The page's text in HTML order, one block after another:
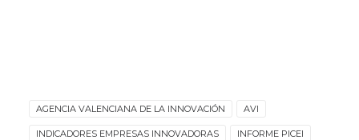
AGENCIA VALENCIANA DE LA INNOVACIÓN AVI
INDICADORES EMPRESAS INNOVADORAS INFORME PICEI